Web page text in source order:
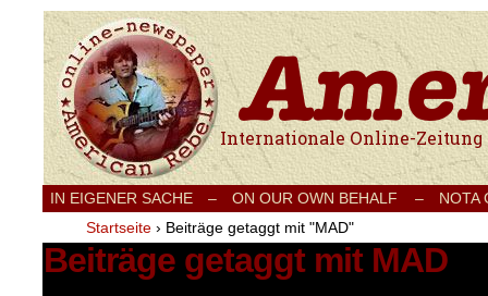
Internationale Onlinezeitung für Frieden,
IN EIGENER SACHE – ON OUR OWN BEHALF –
NOTA
Startseite › Beiträge getaggt mit "MAD"
Beiträge getaggt mit MAD